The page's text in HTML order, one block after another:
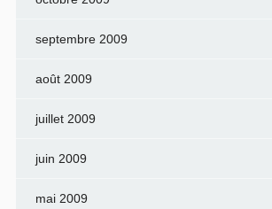
septembre 2009
août 2009
juillet 2009
juin 2009
mai 2009